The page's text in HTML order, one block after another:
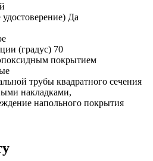
Да
(градус) 70
покрытием
трубы квадратного сечения
накладками,
напольного покрытия